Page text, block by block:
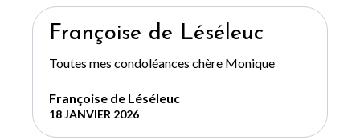
Françoise de Léséleuc
Toutes mes condoléances chère Monique
Françoise de Léséleuc
18 JANVIER 2026